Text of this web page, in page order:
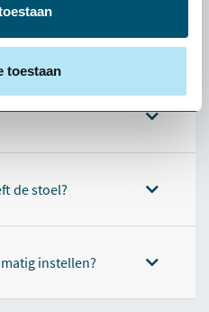
toestaan
de stoel?
instellen?